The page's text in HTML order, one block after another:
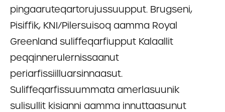
pingaaruteqartorujussuupput. Brugseni,
Pisiffik, KNI/Pilersuisoq aamma Royal
Greenland suliffeqarfiupput Kalaallit
peqqinnerulernissaanut
periarfissiilluarsinnaasut.
Suliffeqarfissuummata amerlasuunik
sulisullit kisianni aamma innuttaasunut